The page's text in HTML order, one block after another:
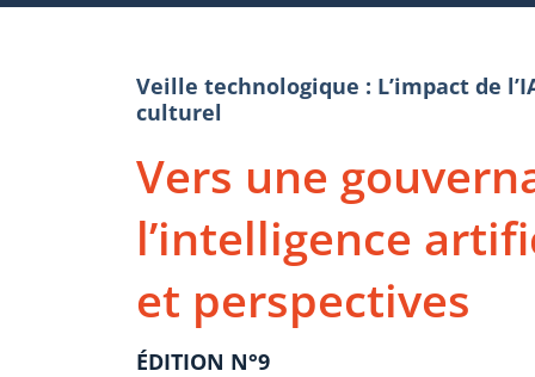
Veille technologique : L’impact de
culturel
Vers une
l’intelligence
et perspectives
ÉDITION N°9